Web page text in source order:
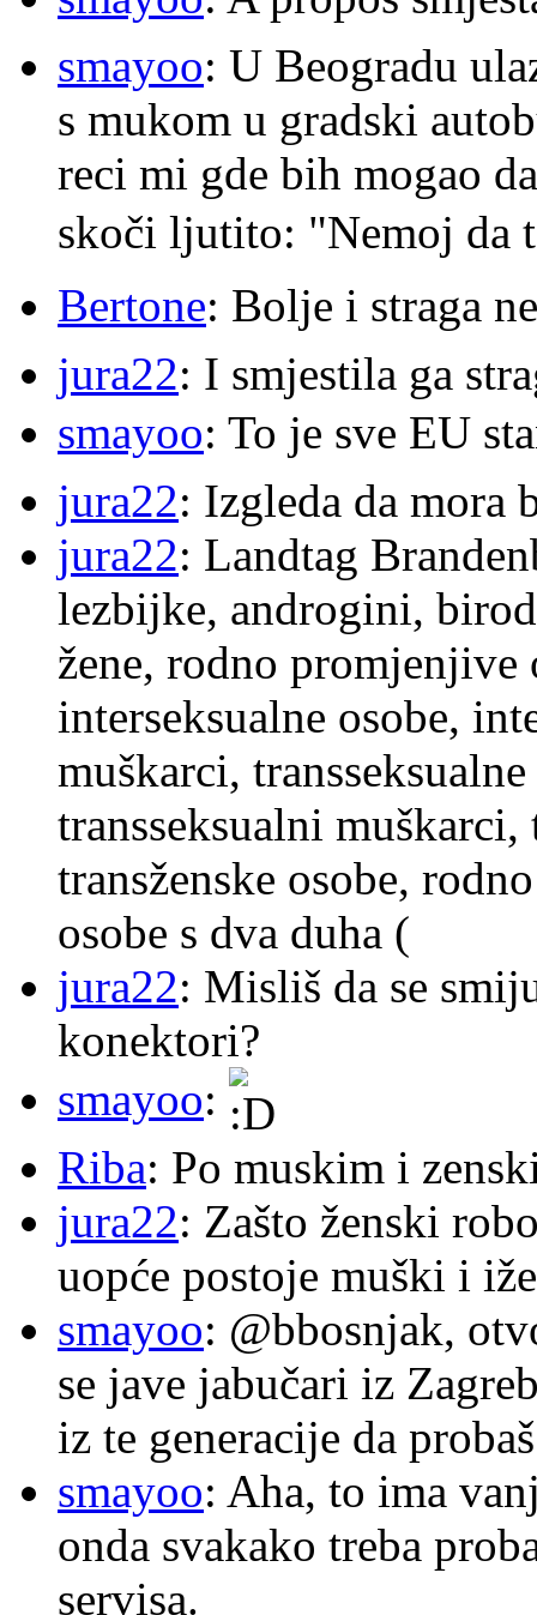
smayoo: U Beogradu
s mukom u gradski
reci mi gde bih mogao
skoči ljutito: "Nemoj da
Bertone: Bolje i straga
jura22: I smjestila ga
smayoo: To je sve EU
jura22: Izgleda da mora
jura22: Landtag
lezbijke, androgini,
žene, rodno
interseksualne osobe,
muškarci,
transseksualni muškarci,
transženske osobe,
osobe s dva duha (
jura22: Misliš da se
konektori?
smayoo:
Riba: Po muskim i
jura22: Zašto ženski
uopće postoje muški i
smayoo: @bbosnjak,
se jave jabučari iz
iz te generacije da
smayoo: Aha, to ima
onda svakako treba
servisa.